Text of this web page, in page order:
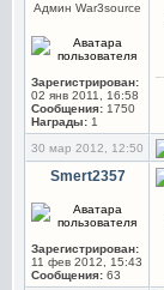
Админ War3source
Зарегистрирован:
02 янв 2011, 16:58
Сообщения: 1750
Награды: 1
30 мар 2012, 12:50
Smert2357
Зарегистрирован:
11 фев 2012, 15:43
Сообщения: 63